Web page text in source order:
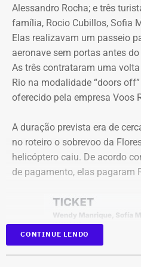
apresentar defesa no
Diferença de
Vale ressaltar que,
041/2025 que foi objeto de
pelo TCE, o aditivo recém-
procedimento licitatório
036/2022.
Ainda que se trate de
dos pagamentos e a
Geo Ambiental
exatamente no momento em
de Obras e os contratos de
do município estão sob
Contas.
Com tradição na realização de
promove o encontro como um
de ideias e para que os
dos candidatos. A mediação
Araújo.
Como vai ser o
O formato do debate consiste
perguntas e respostas,
participantes e espaço para
A ordem das perguntas será
mediador apenas fará a
os tempos de cada
Alessandro Rocha; e três
família, Rocio Cubillos, Sofia
Elas realizavam um passeio
aeronave sem portas antes
As três contrataram uma
Rio na modalidade “doors
oferecido pela empresa Voos
A duração prevista era de
no roteiro o sobrevoo da
helicóptero caiu. De acordo
de pagamento, elas pagaram
CONTINUE LENDO